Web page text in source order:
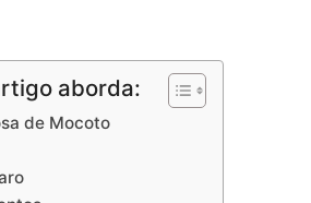
aborda:
de Mocoto